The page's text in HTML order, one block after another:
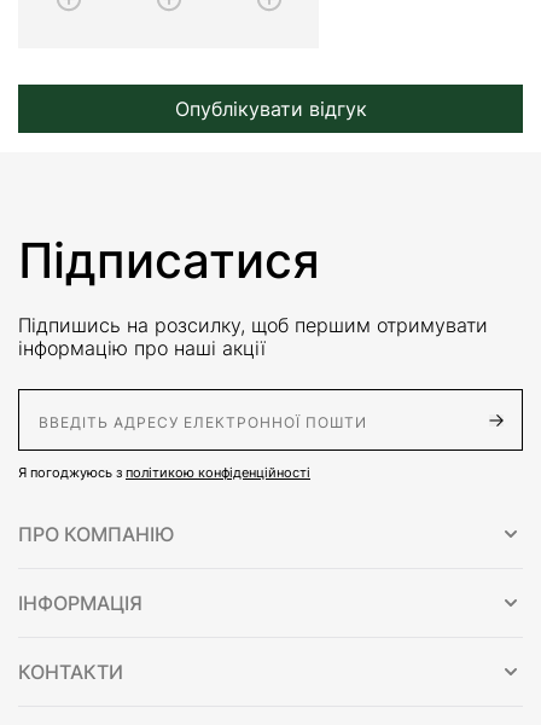
Опублікувати відгук
Підписатися
Підпишись на розсилку, щоб першим отримувати
інформацію про наші акції
Я погоджуюсь з політикою конфіденційності
ПРО КОМПАНІЮ
ІНФОРМАЦІЯ
КОНТАКТИ